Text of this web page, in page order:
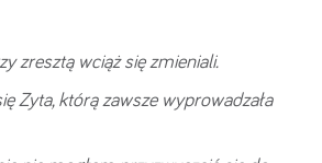
zresztą wciąż się zmieniali.
Zyta, którą zawsze wyprowadzała